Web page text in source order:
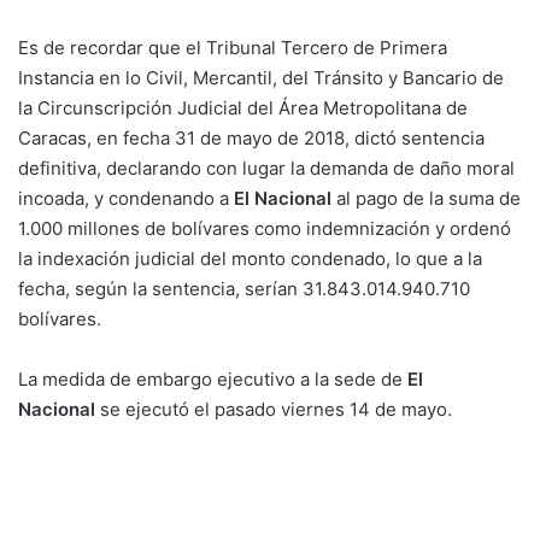
Es de recordar que el Tribunal Tercero de Primera
Instancia en lo Civil, Mercantil, del Tránsito y Bancario de
la Circunscripción Judicial del Área Metropolitana de
Caracas, en fecha 31 de mayo de 2018, dictó sentencia
definitiva, declarando con lugar la demanda de daño moral
incoada, y condenando a El Nacional al pago de la suma de
1.000 millones de bolívares como indemnización y ordenó
la indexación judicial del monto condenado, lo que a la
fecha, según la sentencia, serían 31.843.014.940.710
bolívares.
La medida de embargo ejecutivo a la sede de El
Nacional se ejecutó el pasado viernes 14 de mayo.